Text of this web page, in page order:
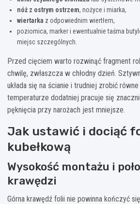
nóż z ostrym ostrzem, nożyce i miarka,
wiertarka z odpowiednim wiertłem,
poziomica, marker i ewentualnie taśma
miejsc szczególnych.
Przed cięciem warto rozwinąć fragment
chwilę, zwłaszcza w chłodny dzień.
układa się na ścianie i trudniej zrobić równe
temperaturze dodatniej pracuje się
pęknięcia przy narożach jest mniejsze.
Jak ustawić i dociąć
kubełkową
Wysokość montażu i
krawędzi
Górna krawędź folii nie powinna kończyć